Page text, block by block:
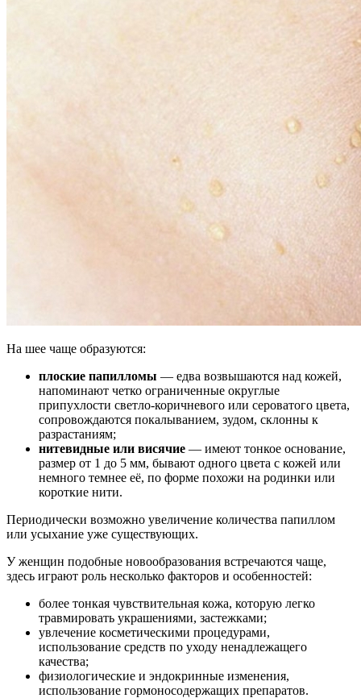
На шее чаще образуются:
плоские папилломы — едва возвышаются над кожей,
напоминают четко ограниченные округлые
припухлости светло-коричневого или сероватого цвета,
сопровождаются покалыванием, зудом, склонны к
разрастаниям;
нитевидные или висячие — имеют тонкое основание,
размер от 1 до 5 мм, бывают одного цвета с кожей или
немного темнее её, по форме похожи на родинки или
короткие нити.
Периодически возможно увеличение количества папиллом
или усыхание уже существующих.
У женщин подобные новообразования встречаются чаще,
здесь играют роль несколько факторов и особенностей:
более тонкая чувствительная кожа, которую легко
травмировать украшениями, застежками;
увлечение косметическими процедурами,
использование средств по уходу ненадлежащего
качества;
физиологические и эндокринные изменения,
использование гормоносодержащих препаратов.